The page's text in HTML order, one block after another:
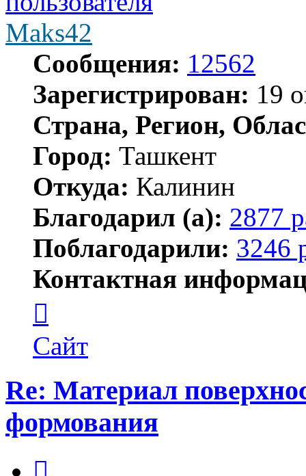
Maks42
Сообщения: 12562
Зарегистрирован: 19
Страна, Регион,
Город: Ташкент
Откуда: Калинин
Благодарил (а): 2877
Поблагодарили: 3246
Контактная
пользователя
Maks42
Сайт
Re: Материал
формования